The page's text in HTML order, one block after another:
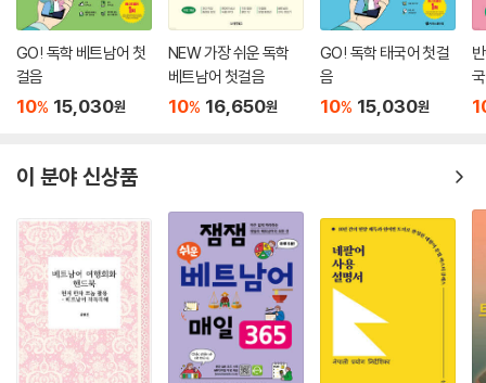
GO! 독학 베트남어 첫
걸음
10% 15,030원
NEW 가장 쉬운 독학
베트남어 첫걸음
10% 16,650원
GO! 독학 태국어 첫걸
음
10% 15,030원
법
이 분야 신상품